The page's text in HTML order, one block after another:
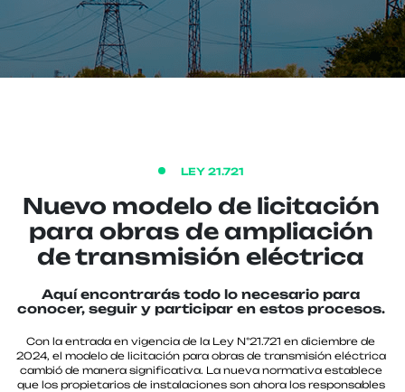
LEY 21.721
Nuevo modelo de licitación
para obras de ampliación
de transmisión eléctrica
Aquí encontrarás todo lo necesario para
conocer, seguir y participar en estos procesos.
Con la entrada en vigencia de la Ley N°21.721 en diciembre de
2024, el modelo de licitación para obras de transmisión eléctrica
cambió de manera significativa. La nueva normativa establece
que los propietarios de instalaciones son ahora los responsables